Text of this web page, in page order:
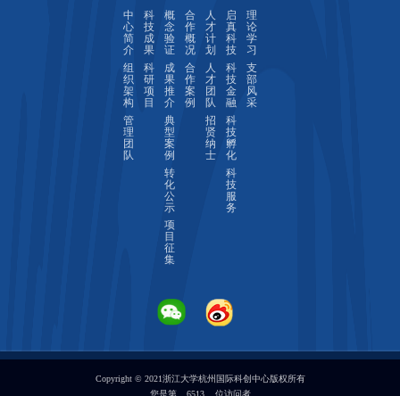
中
心
简
介
组
织
架
构
管
理
团
队
科
技
成
果
科
研
项
目
概
念
验
证
成
果
推
介
典
型
案
例
转
化
公
示
项
目
征
集
合
作
概
况
合
作
案
例
人
才
计
划
人
才
团
队
招
贤
纳
士
启
真
科
技
科
技
金
融
科
技
孵
化
科
技
服
务
理
论
学
习
支
部
风
采
Copyright © 2021浙江大学杭州国际科创中心版权所有
您是第
6513 位访问者